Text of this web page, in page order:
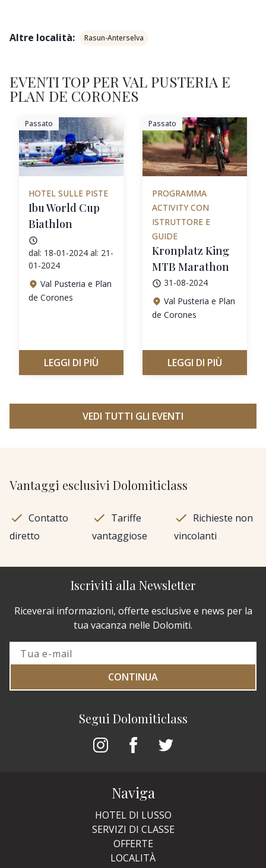
Altre località: Rasun-Anterselva
EVENTI TOP PER VAL PUSTERIA E
PLAN DE CORONES
Passato
HOTEL SULLE PISTE
Ibu World Cup
Biathlon
dal: 18-01-2024 al: 21-
01-2024
Val Pusteria e Plan
de Corones
LEGGI DI PIÙ
Passato
PROGRAMMA
ACTIVITY CON
ISTRUTTORE E
GUIDE
Kronplatz King
MTB Marathon
31-08-2024
Val Pusteria e Plan
de Corones
LEGGI DI PIÙ
VEDI TUTTI GLI EVENTI
Vantaggi esclusivi Dolomiticlass
Contatto
diretto
Tariffe
vantaggiose
Richieste non
vincolanti
Segui Dolomiticlass
Iscriviti alla Newsletter
Riceverai informazioni, offerte esclusive e news per la
tua vacanza nelle Dolomiti.
CONTINUA
Naviga
HOTEL DI LUSSO
SERVIZI DI CLASSE
OFFERTE
LOCALITÀ